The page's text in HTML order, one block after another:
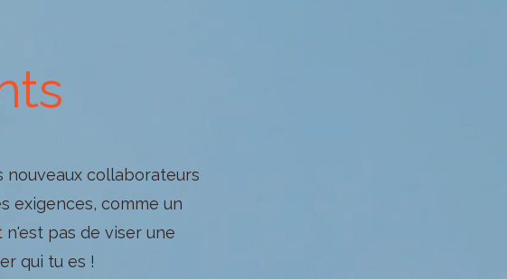
collaborateurs
exigences, comme un
pas de viser une
qui tu es !